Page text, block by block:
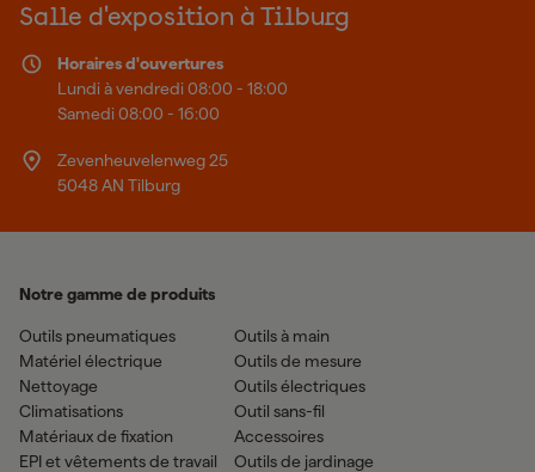
Salle d'exposition à Tilburg
Horaires d'ouvertures
Lundi à vendredi 08:00 - 18:00
Samedi 08:00 - 16:00
Zevenheuvelenweg 25
5048 AN Tilburg
Notre gamme de produits
Outils pneumatiques
Matériel électrique
Nettoyage
Climatisations
Matériaux de fixation
EPI et vêtements de travail
Outils à main
Outils de mesure
Outils électriques
Outil sans-fil
Accessoires
Outils de jardinage